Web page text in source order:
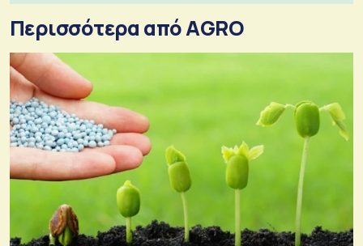
Περισσότερα από AGRO